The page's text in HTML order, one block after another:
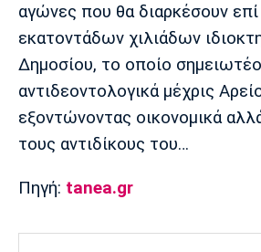
αγώνες που θα διαρκέσουν
εκατοντάδων χιλιάδων
Δημοσίου, το οποίο
αντιδεοντολογικά μέχρις
εξοντώνοντας οικονομικά
τους αντιδίκους του…
Πηγή: tanea.gr